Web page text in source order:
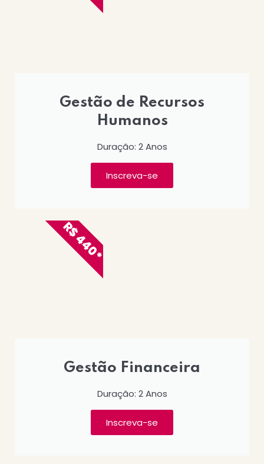
Gestão de Recursos
Humanos
Duração: 2 Anos
Inscreva-se
Gestão Financeira
Duração: 2 Anos
Inscreva-se
R$ 440*